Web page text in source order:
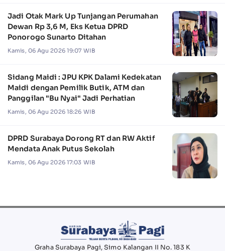
Jadi Otak Mark Up Tunjangan Perumahan
Dewan Rp 3,6 M, Eks Ketua DPRD
Ponorogo Sunarto Ditahan
Kamis, 06 Agu 2026 19:07 WIB
Sidang Maidi : JPU KPK Dalami Kedekatan
Maidi dengan Pemilik Butik, ATM dan
Panggilan "Bu Nyai" Jadi Perhatian
Kamis, 06 Agu 2026 18:26 WIB
DPRD Surabaya Dorong RT dan RW Aktif
Mendata Anak Putus Sekolah
Kamis, 06 Agu 2026 17:03 WIB
Graha Surabaya Pagi, Simo Kalangan II No. 183 K